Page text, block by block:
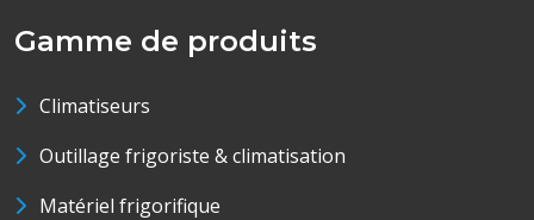
Gamme de produits
Climatiseurs
Outillage frigoriste & climatisation
Matériel frigorifique